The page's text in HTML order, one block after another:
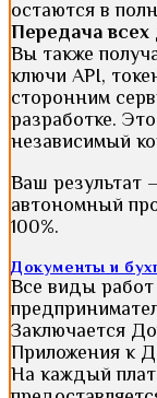
остаются в
Передача всех
Вы также
ключи API,
сторонним
разработке.
независимый
Ваш результат
автономный
100%.
Документы и
Все виды работ
Заключается
Приложения к
На каждый